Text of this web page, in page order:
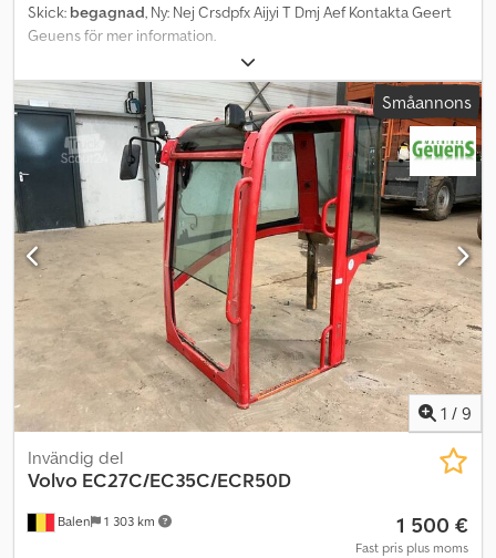
Skick: begagnad, Ny: Nej Crsdpfx Aijyi T Dmj Aef Kontakta Geert
Geuens för mer information.
Småannons
1 / 9
Balen 1 303 km
Invändig del
Volvo EC27C/EC35C/ECR50D
1 500 €
Fast pris plus moms